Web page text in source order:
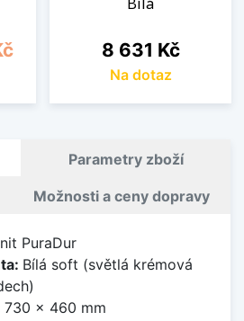
Bílá
Cena
8 631 Kč
Na dotaz
Parametry zboží
Možnosti a ceny dopravy
PuraDur
Bílá soft (světlá krémová
730 x 460 mm